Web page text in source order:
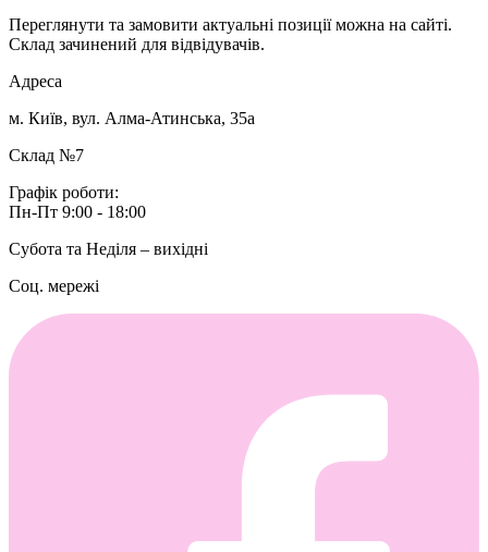
Переглянути та замовити актуальні позиції можна на сайті.
Склад зачинений для відвідувачів.
Адреса
м. Київ, вул. Алма-Атинська, 35а
Склад №7
Графік роботи:
Пн-Пт 9:00 - 18:00
Субота та Неділя – вихідні
Соц. мережі